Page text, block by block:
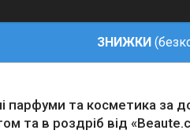
ЗНИЖКИ
парфуми та косметика за
та в роздріб від